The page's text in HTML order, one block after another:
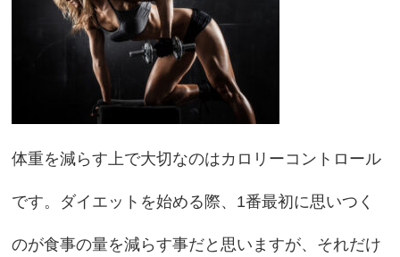
体重を減らす上で大切なのはカロリーコントロール
です。ダイエットを始める際、1番最初に思いつく
のが食事の量を減らす事だと思いますが、それだけ